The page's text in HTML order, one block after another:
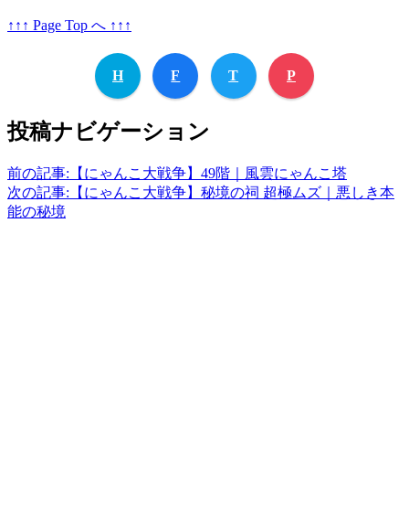
↑↑↑ Page Top へ ↑↑↑
H F T P
投稿ナビゲーション
前の記事: 【にゃんこ大戦争】49階｜風雲にゃんこ塔
次の記事: 【にゃんこ大戦争】秘境の祠 超極ムズ｜悪しき本
能の秘境